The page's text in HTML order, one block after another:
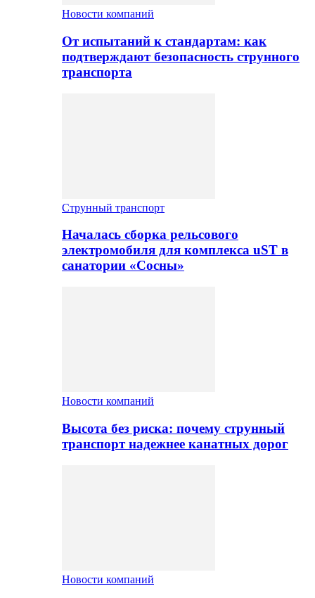
Новости компаний
От испытаний к стандартам: как
подтверждают безопасность струнного
транспорта
Струнный транспорт
Началась сборка рельсового
электромобиля для комплекса uST в
санатории «Сосны»
Новости компаний
Высота без риска: почему струнный
транспорт надежнее канатных дорог
Новости компаний